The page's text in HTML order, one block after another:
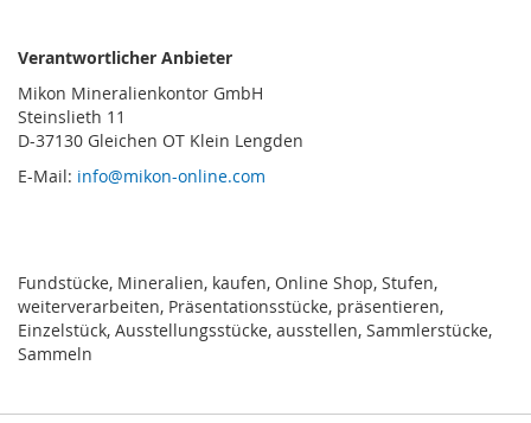
Verantwortlicher Anbieter
Mikon Mineralienkontor GmbH
Steinslieth 11
D-37130 Gleichen OT Klein Lengden
E-Mail: info@mikon-online.com
Fundstücke, Mineralien, kaufen, Online Shop, Stufen,
weiterverarbeiten, Präsentationsstücke, präsentieren,
Einzelstück, Ausstellungsstücke, ausstellen, Sammlerstücke,
Sammeln